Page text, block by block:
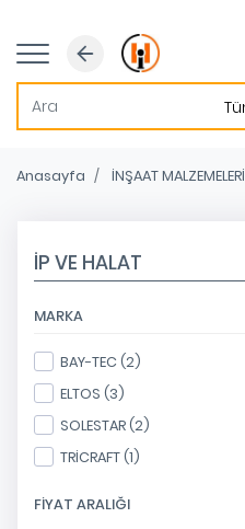
Anasayfa İNŞAAT MALZEMELERİ
İP VE HALAT
MARKA
BAY-TEC (2)
ELTOS (3)
SOLESTAR (2)
TRİCRAFT (1)
FIYAT ARALIĞI